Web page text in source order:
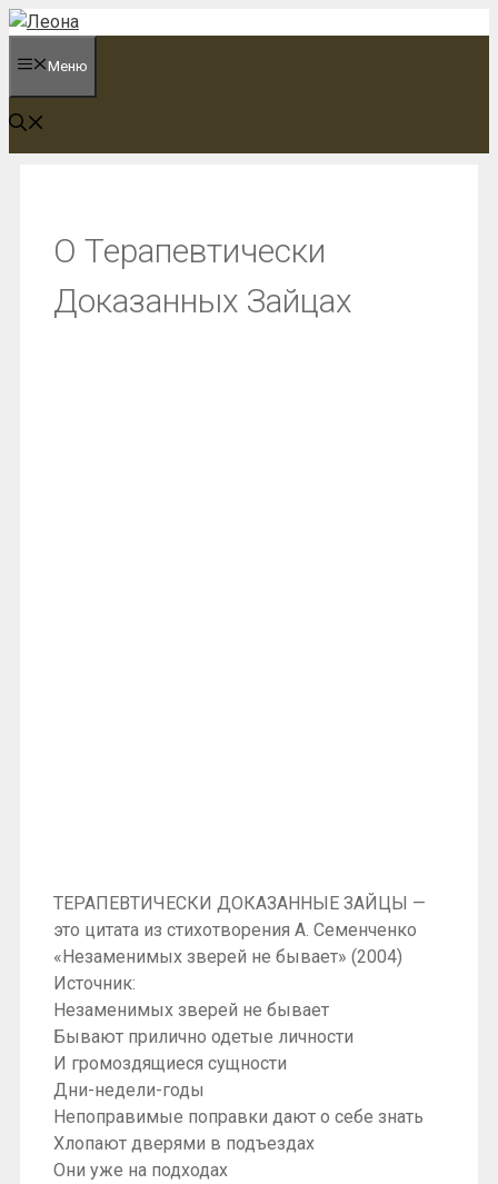
Перейти
содержимому
Меню
О Терапевтически
Доказанных Зайцах
ТЕРАПЕВТИЧЕСКИ ДОКАЗАННЫЕ ЗАЙЦЫ —
это цитата из стихотворения А. Семенченко
«Незаменимых зверей не бывает» (2004)
Источник:
Незаменимых зверей не бывает
Бывают прилично одетые личности
И громоздящиеся сущности
Дни-недели-годы
Непоправимые поправки дают о себе знать
Хлопают дверями в подъездах
Они уже на подходах